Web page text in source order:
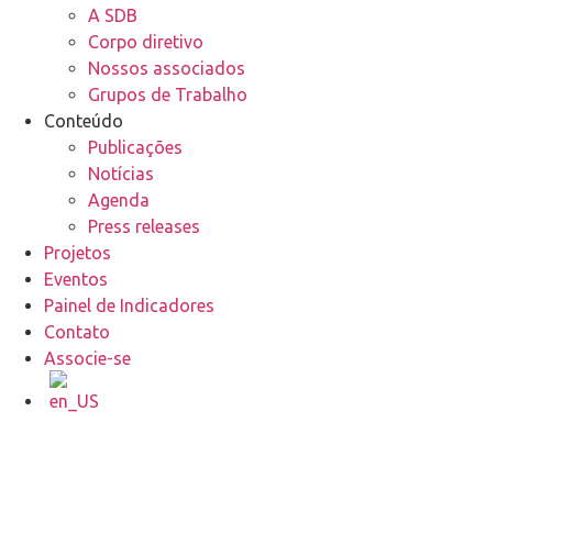
A SDB
Corpo diretivo
Nossos associados
Grupos de Trabalho
Conteúdo
Publicações
Notícias
Agenda
Press releases
Projetos
Eventos
Painel de Indicadores
Contato
Associe-se